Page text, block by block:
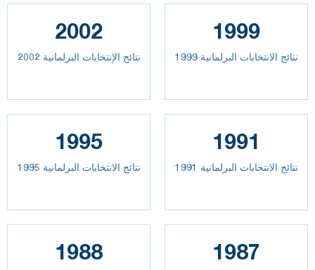
2002
نتائج الإنتخابات البرلمانية 2002
1999
نتائج الانتخابات البرلمانية 1999
1995
نتائج الانتخابات البرلمانية 1995
1991
نتائج الانتخابات البرلمانية 1991
1988 1987